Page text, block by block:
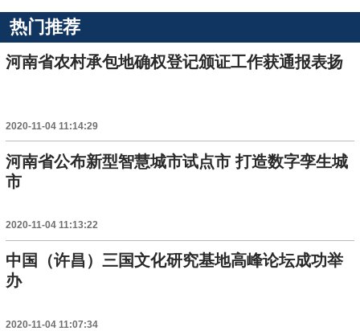
热门推荐
河南省农村承包地确权登记颁证工作获通报表扬
2020-11-04 11:14:29
河南省公布新型智慧城市试点市 打造数字孪生城
市
2020-11-04 11:13:22
中国（许昌）三国文化研究基地高峰论坛成功举
办
2020-11-04 11:07:34